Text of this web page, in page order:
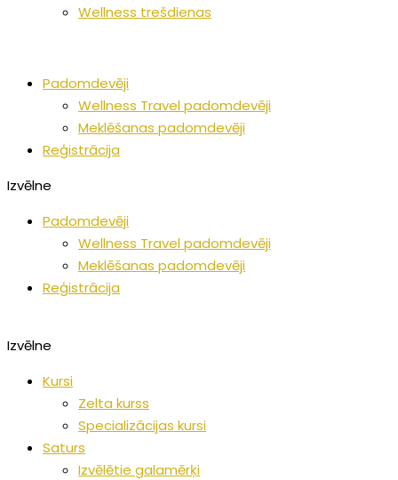
Wellness trešdienas
Padomdevēji
Wellness Travel padomdevēji
Meklēšanas padomdevēji
Reģistrācija
Izvēlne
Padomdevēji
Wellness Travel padomdevēji
Meklēšanas padomdevēji
Reģistrācija
Izvēlne
Kursi
Zelta kurss
Specializācijas kursi
Saturs
Izvēlētie galamērķi